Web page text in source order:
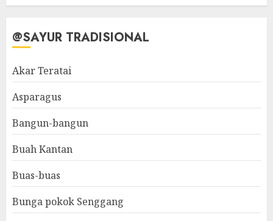
@SAYUR TRADISIONAL
Akar Teratai
Asparagus
Bangun-bangun
Buah Kantan
Buas-buas
Bunga pokok Senggang